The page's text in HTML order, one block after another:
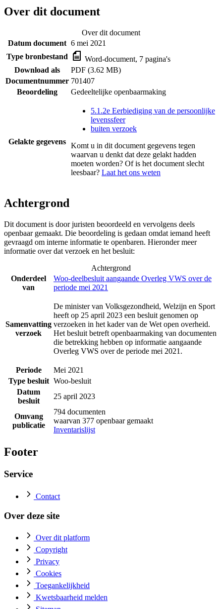
Over dit document
Over dit document
Datum document 6 mei 2021
Type bronbestand
Word-document, 7 pagina's
Download als
PDF (3.62 MB)
Documentnummer 701407
Beoordeling
Gedeeltelijke openbaarmaking
Gelakte gegevens
5.1.2e Eerbiediging van de persoonlijke
levenssfeer
buiten verzoek
Komt u in dit document gegevens tegen
waarvan u denkt dat deze gelakt hadden
moeten worden? Of is het document slecht
leesbaar? Laat het ons weten
Achtergrond
Dit document is door juristen beoordeeld en vervolgens deels
openbaar gemaakt. Die beoordeling is gedaan omdat iemand heeft
gevraagd om interne informatie te openbaren. Hieronder meer
informatie over dat verzoek en het besluit:
Achtergrond
Onderdeel
van
Woo-deelbesluit aangaande Overleg VWS over de
periode mei 2021
Samenvatting
verzoek
De minister van Volksgezondheid, Welzijn en Sport
heeft op 25 april 2023 een besluit genomen op
verzoeken in het kader van de Wet open overheid.
Het besluit betreft openbaarmaking van documenten
die betrekking hebben op informatie aangaande
Overleg VWS over de periode mei 2021.
Periode
Mei 2021
Type besluit Woo-besluit
Datum
besluit
25 april 2023
Omvang
publicatie
794 documenten
waarvan 377 openbaar gemaakt
Inventarislijst
Footer
Service
Contact
Over deze site
Over dit platform
Copyright
Privacy
Cookies
Toegankelijkheid
Kwetsbaarheid melden